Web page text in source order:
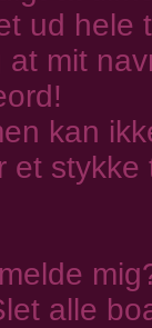
ud hele
mit
kan
et
alle